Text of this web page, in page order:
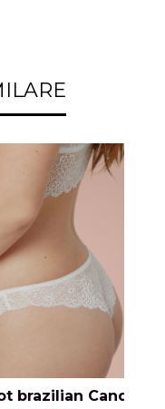
brazilian Candoia